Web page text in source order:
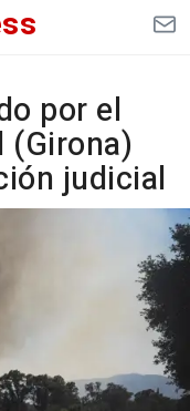
por el
(Girona)
judicial